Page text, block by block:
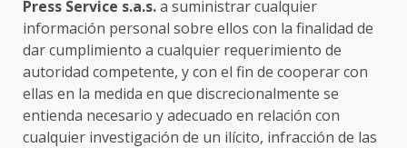
Press Service s.a.s.a suministrar cualquier
información personal sobre ellos con la finalidad de
dar cumplimiento a cualquier requerimiento de
autoridad competente, y con el fin de cooperar con
ellas en la medida en que discrecionalmente se
entienda necesario y adecuado en relación con
cualquier investigación de un ilícito, infracción de las